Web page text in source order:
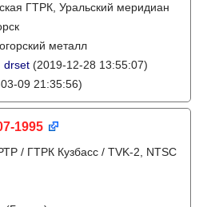
ГТРК, Уральский меридиан
металл
drset (2019-12-28 13:55:07)
09 21:35:56)
1995
/ ГТРК Кузбасс / TVK-2, NTSC